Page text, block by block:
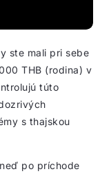
ste mali pri sebe
THB (rodina) v
túto
s thajskou
po príchode